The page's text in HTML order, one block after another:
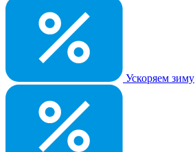
Ускоряем зиму